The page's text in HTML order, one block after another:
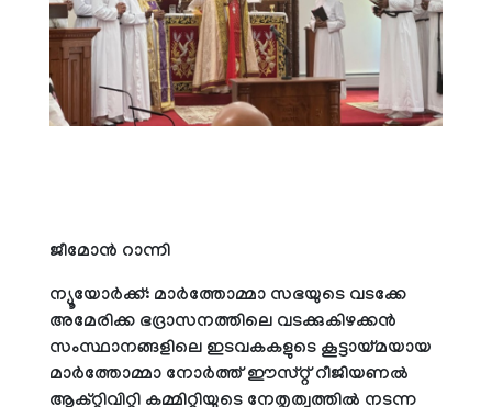
ജീമോന്‍ റാന്നി
ന്യൂയോര്‍ക്ക്: മാര്‍ത്തോമ്മാ സഭയുടെ വടക്കേ
അമേരിക്ക ഭദ്രാസനത്തിലെ വടക്കുകിഴക്കന്‍
സംസ്ഥാനങ്ങളിലെ ഇടവകകളുടെ കൂട്ടായ്മയായ
മാര്‍ത്തോമ്മാ നോര്‍ത്ത് ഈസ്റ്റ് റീജിയണല്‍
ആക്റ്റിവിറ്റി കമ്മിറ്റിയുടെ നേതൃത്വത്തില്‍ നടന്ന